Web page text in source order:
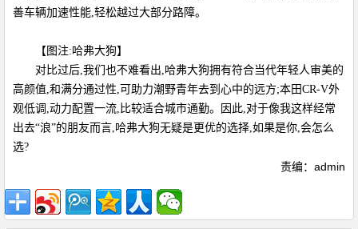
善车辆加速性能,轻松越过大部分路障。
【图注:哈弗大狗】
对比过后,我们也不难看出,哈弗大狗拥有符合当代年轻人审美的
高颜值,和满分通过性,可助力潮野青年去到心中的远方;本田CR-V外
观低调,动力配置一流,比较适合城市通勤。因此,对于像我这样经常
出去“浪”的朋友而言,哈弗大狗无疑是更优的选择,如果是你,会怎么
选?
责编：admin